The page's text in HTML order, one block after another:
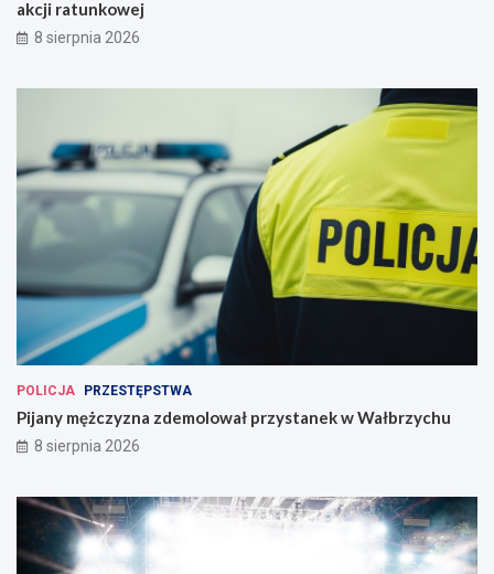
akcji ratunkowej
8 sierpnia 2026
POLICJA PRZESTĘPSTWA
Pijany mężczyzna zdemolował przystanek w Wałbrzychu
8 sierpnia 2026